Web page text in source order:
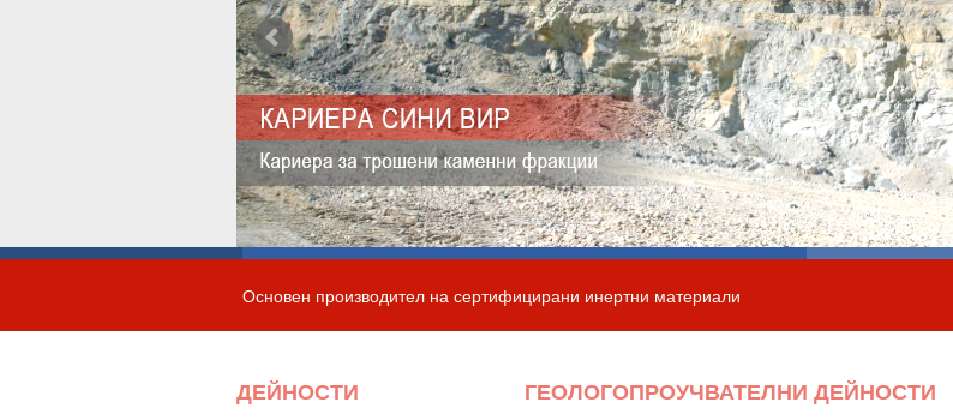
Основен производител на сертифицирани инертни материали
ДЕЙНОСТИ ГЕОЛОГОПРОУЧВАТЕЛНИ ДЕЙНОСТИ